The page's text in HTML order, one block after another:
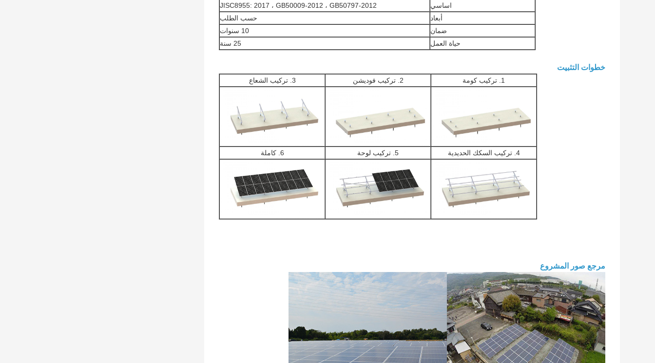
اساسي
JISC8955: 2017 ، GB50009-2012 ، GB50797-2012
أبعاد
حسب الطلب
ضمان
10 سنوات
حياة العمل
25 سنة
خطوات التثبيت
1. تركيب كومة 2. تركيب فوديشن 3. تركيب الشعاع
4. تركيب السكك الحديدية 5. تركيب لوحة 6. كاملة
مرجع صور المشروع